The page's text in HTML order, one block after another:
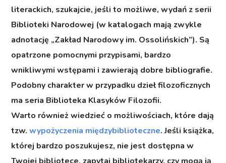
literackich, szukajcie, jeśli to możliwe, wydań z serii
Biblioteki Narodowej (w katalogach mają zwykle
adnotację „Zakład Narodowy im. Ossolińskich”). Są
opatrzone pomocnymi przypisami, bardzo
wnikliwymi wstępami i zawierają dobre bibliografie.
Podobny charakter w przypadku dzieł filozoficznych
ma seria Biblioteka Klasyków Filozofii.
Warto również wiedzieć o możliwościach, które dają
tzw.wypożyczenia międzybiblioteczne. Jeśli książka,
której bardzo poszukujesz, nie jest dostępna w